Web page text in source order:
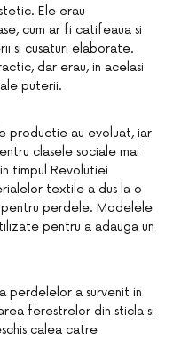
Ele erau
cum ar fi catifeaua si
si cusaturi elaborate.
dar erau, in acelasi
puterii.
productie au evoluat, iar
clasele sociale mai
timpul Revolutiei
textile a dus la o
perdele. Modelele
pentru a adauga un
perdelelor a survenit in
ferestrelor din sticla si
calea catre